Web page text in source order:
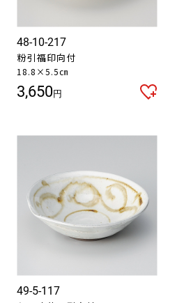
48-10-217
粉引福印向付
18.8×5.5㎝
3,650円
49-5-117